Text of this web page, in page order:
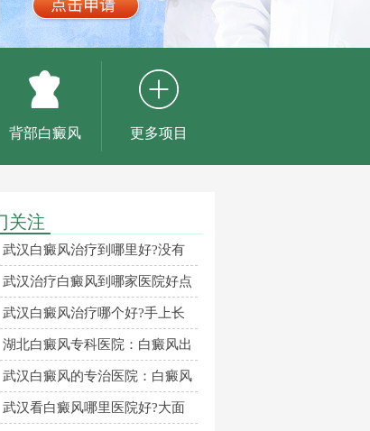
背部白癜风 更多项目
关注
武汉白癜风治疗到哪里好?没有
武汉治疗白癜风到哪家医院好点
武汉白癜风治疗哪个好?手上长
湖北白癜风专科医院：白癜风出
武汉白癜风的专治医院：白癜风
武汉看白癜风哪里医院好?大面